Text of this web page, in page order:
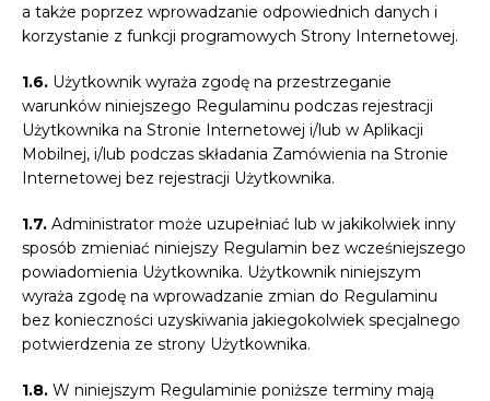
a także poprzez wprowadzanie odpowiednich danych i
korzystanie z funkcji programowych Strony Internetowej.
1.6. Użytkownik wyraża zgodę na przestrzeganie
warunków niniejszego Regulaminu podczas rejestracji
Użytkownika na Stronie Internetowej i/lub w Aplikacji
Mobilnej, i/lub podczas składania Zamówienia na Stronie
Internetowej bez rejestracji Użytkownika.
1.7. Administrator może uzupełniać lub w jakikolwiek inny
sposób zmieniać niniejszy Regulamin bez wcześniejszego
powiadomienia Użytkownika. Użytkownik niniejszym
wyraża zgodę na wprowadzanie zmian do Regulaminu
bez konieczności uzyskiwania jakiegokolwiek specjalnego
potwierdzenia ze strony Użytkownika.
1.8. W niniejszym Regulaminie poniższe terminy mają